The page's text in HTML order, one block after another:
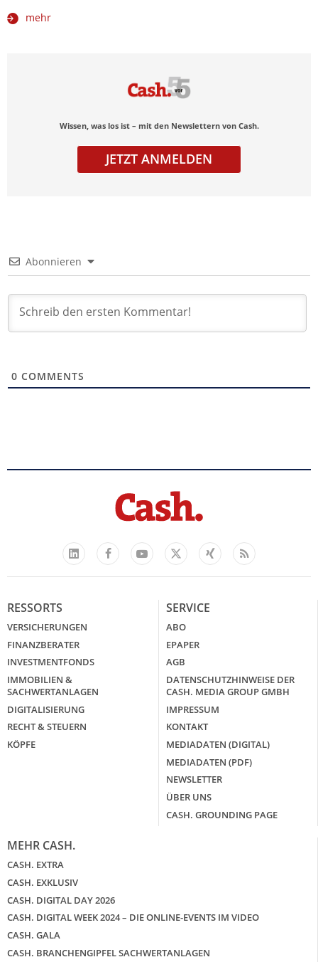
mehr
Wissen, was los ist – mit den Newslettern von Cash.
JETZT ANMELDEN
Abonnieren
0 COMMENTS
LinkedIn
FacebookYouTube
X
Xing Feed
RESSORTS
VERSICHERUNGEN
FINANZBERATER
INVESTMENTFONDS
IMMOBILIEN &
SACHWERTANLAGEN
DIGITALISIERUNG
RECHT & STEUERN
KÖPFE
SERVICE
ABO
EPAPER
AGB
DATENSCHUTZHINWEISE DER
CASH. MEDIA GROUP GMBH
IMPRESSUM
KONTAKT
MEDIADATEN (DIGITAL)
MEDIADATEN (PDF)
NEWSLETTER
ÜBER UNS
CASH. GROUNDING PAGE
MEHR CASH.
CASH. EXTRA
CASH. EXKLUSIV
CASH. DIGITAL DAY 2026
CASH. DIGITAL WEEK 2024 – DIE ONLINE-EVENTS IM VIDEO
CASH. GALA
CASH. BRANCHENGIPFEL SACHWERTANLAGEN